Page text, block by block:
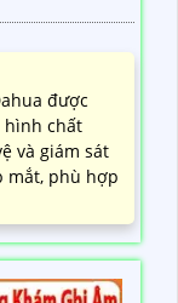
được
hình chất
và giám sát
mắt, phù hợp